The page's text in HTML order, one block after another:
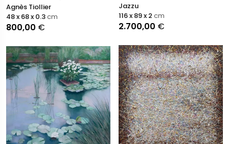
Agnès Tiollier
800,00 €
48 x 68 x 0.3cm
Jazzu
2.700,00 €
116 x 89 x 2 cm